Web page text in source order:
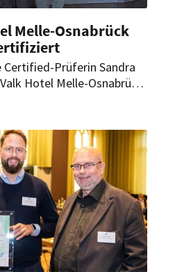
Melle-Osnabrück
Certified-Prüferin Sandra
Hotel Melle-Osnabrück